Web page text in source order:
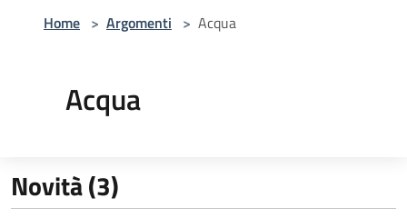
Home > Argomenti > Acqua
Acqua
Novità (3)